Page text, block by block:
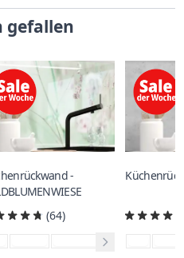
gefallen
-
(64)